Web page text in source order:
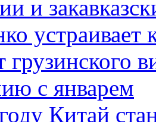
и
устраивает
грузинского
с январем
Китай